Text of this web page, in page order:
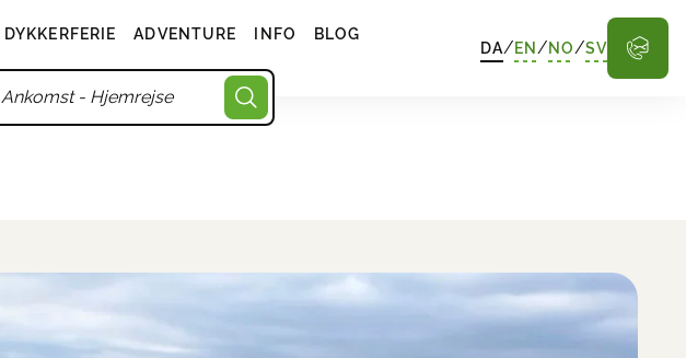
DYKKERFERIE ADVENTURE INFO BLOG
Ankomst- Hjemrejse
DA/EN /NO/SV